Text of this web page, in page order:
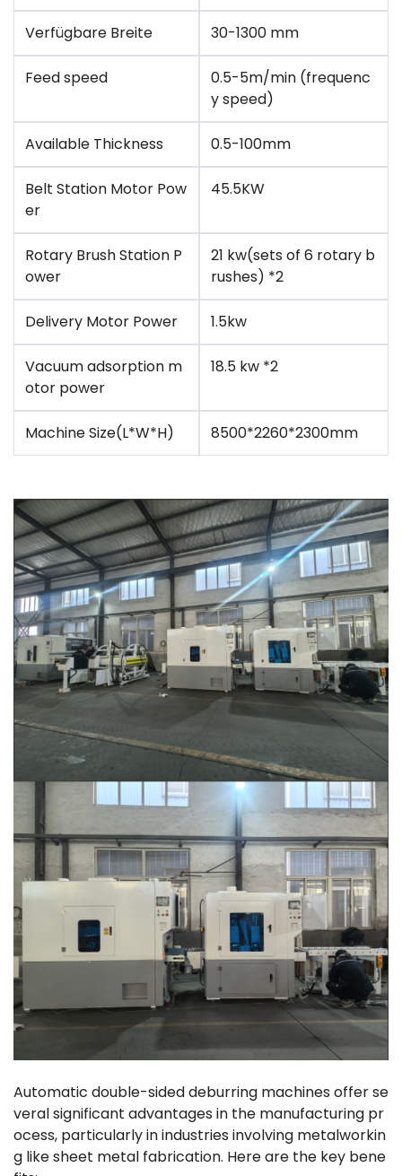
Verfügbare Breite 30-1300 mm
Feed speed
0.5-5m/min (frequenc
y speed)
Available Thickness 0.5-100mm
Belt Station Motor Pow
er
45.5KW
Rotary Brush Station P
ower
21 kw(sets of 6 rotary b
rushes) *2
Delivery Motor Power 1.5kw
Vacuum adsorption m
otor power
18.5 kw *2
Machine Size(L*W*H) 8500*2260*2300mm
Automatic double-sided deburring machines offer se
veral significant advantages in the manufacturing pr
ocess, particularly in industries involving metalworkin
g like sheet metal fabrication. Here are the key bene